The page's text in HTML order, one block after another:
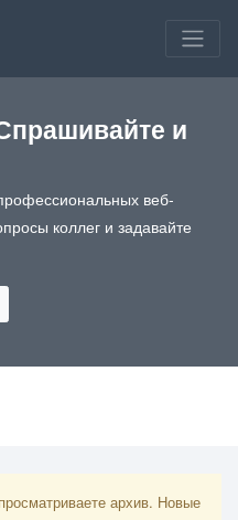
и
веб-
коллег и задавайте
архив. Новые